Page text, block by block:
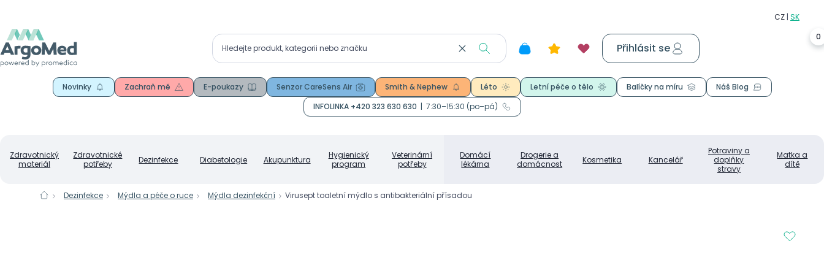
Zdravotnický
materiál
Zdravotnické
potřeby
Dezinfekce Diabetologie Akupunktura
Hygienický
program
Veterinární
potřeby
Domácí
lékárna
Drogerie a
domácnost
Kosmetika Kancelář
Potraviny a
doplňky
stravy
Matka a
dítě
0
Přihlásit se
Novinky Zachraň mě E-poukazy Senzor CareSens Air Smith & Nephew Léto Letní péče o tělo Balíčky na míru
Náš Blog
INFOLINKA +420 323 630 630
7:30–15:30 (po–pá)
Dezinfekce Mýdla a péče o ruce Mýdla dezinfekční Virusept toaletní mýdlo s antibakteriální přísadou